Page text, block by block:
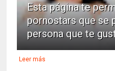
Esta página te
pornostars que se
persona que te
Leer más